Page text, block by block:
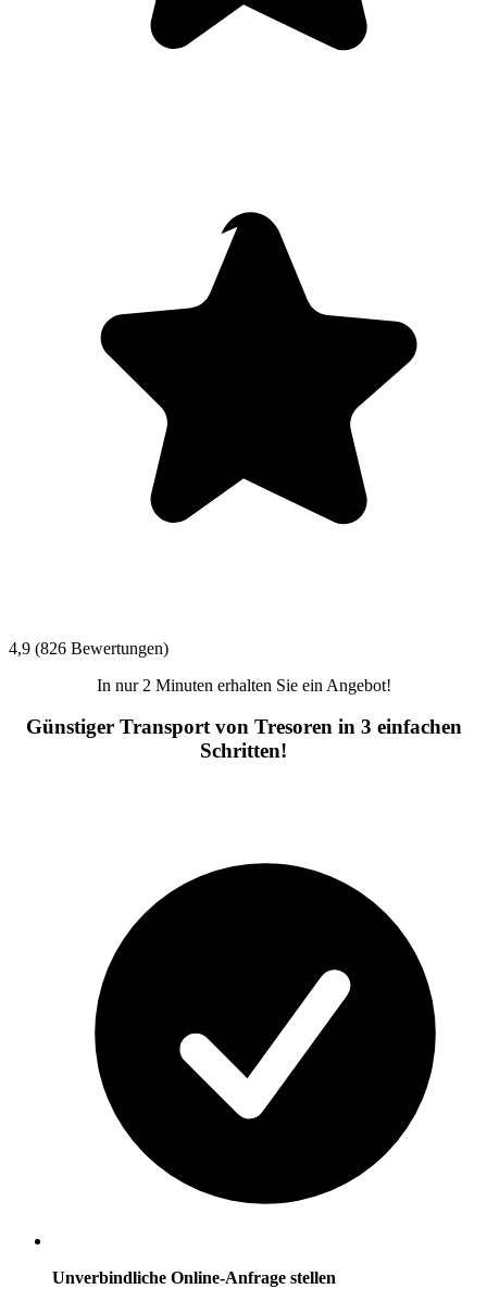
4,9 (826 Bewertungen)
In nur 2 Minuten erhalten Sie ein Angebot!
Günstiger Transport von Tresoren in 3 einfachen
Schritten!
Unverbindliche Online-Anfrage stellen